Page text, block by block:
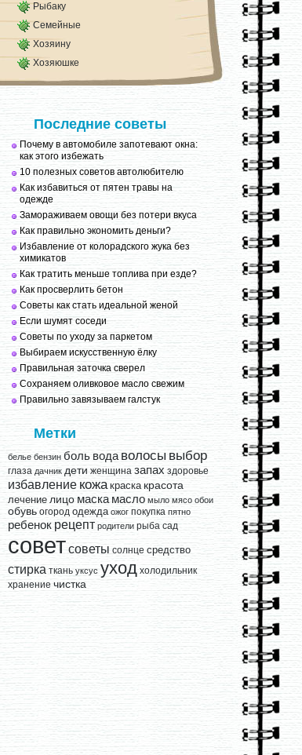
Рыбаку
Семейные
Хозяину
Хозяюшке
Последние советы
Почему в автомобиле запотевают окна:
как этого избежать
10 полезных советов автолюбителю
Как избавиться от пятен травы на
одежде
Замораживаем овощи без потери вкуса
Как правильно экономить деньги?
Избавление от колорадского жука без
химикатов
Как тратить меньше топлива при езде?
Как просверлить бетон
Советы как стать идеальной женой
Если шумят соседи
Советы по уходу за паркетом
Выбираем искусственную ёлку
Правильная заточка сверел
Сохраняем оливковое масло свежим
Правильно завязываем галстук
Метки
белье бензин боль вода волосы выбор
глаза дачник дети женщина запах здоровье
избавление кожа краска красота
лечение лицо маска масло мыло мясо обои
обувь огород одежда ожог покупка пятно
ребенок рецепт родители рыба сад
советсоветы солнце средство
стирка ткань уксус уход холодильник
хранение чистка